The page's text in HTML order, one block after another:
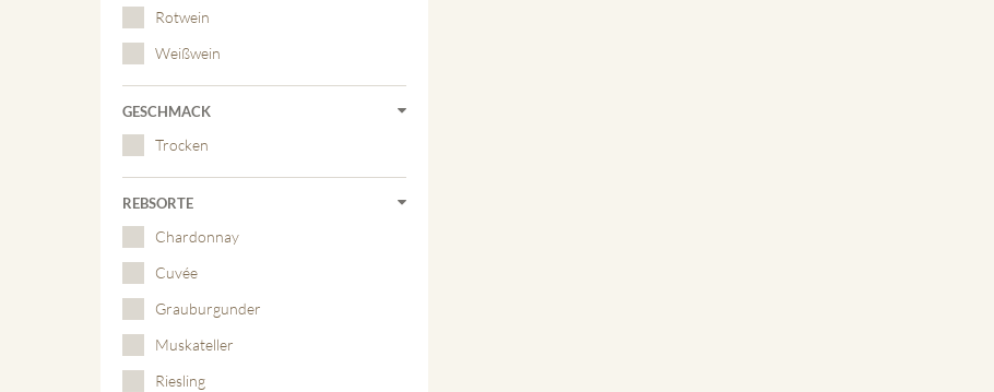
Rotwein
Weißwein
GESCHMACK
Trocken
REBSORTE
Chardonnay
Cuvée
Grauburgunder
Muskateller
Riesling